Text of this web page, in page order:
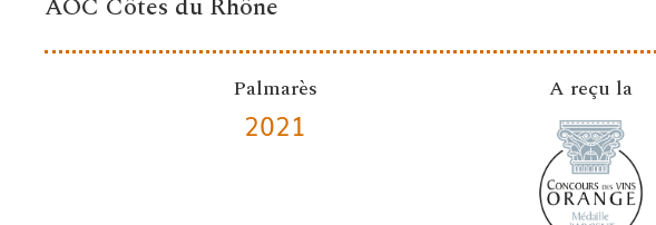
AOC Côtes du Rhône
Palmarès
2021
A reçu la